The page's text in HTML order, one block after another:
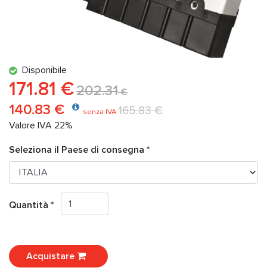
Disponibile
171.81 €202.31€
140.83 € senza IVA 165.83 €
Valore IVA 22%
Seleziona il Paese di consegna *
Quantità *
Acquistare